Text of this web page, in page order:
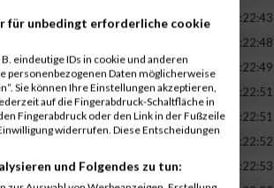
GER
00:22:43
00:22:48
GER
00:22:49
GER
00:22:51
GER
00:22:51
00:22:52
GER
00:22:53
für unbedingt erforderliche cookie
eindeutige IDs in cookie und anderen
personenbezogenen Daten möglicherweise
Sie können Ihre Einstellungen akzeptieren,
auf die Fingerabdruck-Schaltfläche in
Fingerabdruck oder den Link in der Fußzeile
widerrufen. Diese Entscheidungen
und Folgendes zu tun: